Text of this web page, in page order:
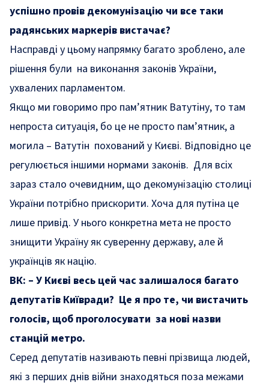
успішно провів декомунізацію чи все таки
радянських маркерів вистачає?
Насправді у цьому напрямку багато зроблено, але
рішення були на виконання законів України,
ухвалених парламентом.
Якщо ми говоримо про пам’ятник Ватутіну, то там
непроста ситуація, бо це не просто пам’ятник, а
могила – Ватутін похований у Києві. Відповідно це
регулюється іншими нормами законів. Для всіх
зараз стало очевидним, що декомунізацію столиці
України потрібно прискорити. Хоча для путіна це
лише привід. У нього конкретна мета не просто
знищити Україну як суверенну державу, але й
українців як націю.
ВК: – У Києві весь цей час залишалося багато
депутатів Київради? Це я про те, чи вистачить
голосів, щоб проголосувати за нові назви
станцій метро.
Серед депутатів називають певні прізвища людей,
які з перших днів війни знаходяться поза межами